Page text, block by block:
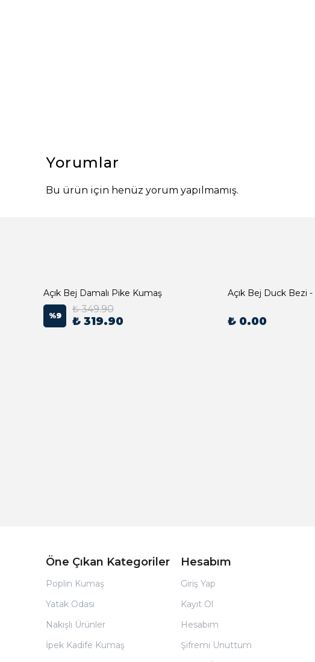
Yorumlar
Bu ürün için henüz yorum yapılmamış.
Açık Bej Damalı Pike Kumaş
%9
₺ 349.90
₺ 319.90 ₺ 0.00
Öne Çıkan Kategoriler
Poplin Kumaş
Yatak Odası
Nakışlı Ürünler
İpek Kadife Kumaş
Hesabım
Giriş Yap
Kayıt Ol
Hesabım
Şifremi Unuttum